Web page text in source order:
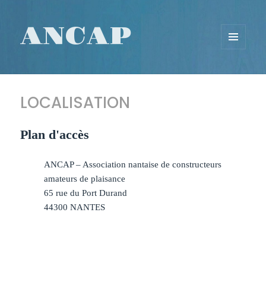
ANCAP
WIDGETS
LOCALISATION
Plan d'accès
ANCAP – Association nantaise de constructeurs
amateurs de plaisance
65 rue du Port Durand
44300 NANTES